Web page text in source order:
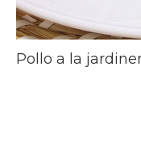
Pollo a la